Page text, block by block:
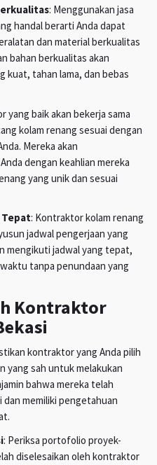
: Menggunakan jasa
handal berarti Anda dapat
dan material berkualitas
bahan berkualitas akan
kuat, tahan lama, dan bebas
yang baik akan bekerja sama
kolam renang sesuai dengan
Mereka akan
dengan keahlian mereka
yang unik dan sesuai
Tepat: Kontraktor kolam renang
jadwal pengerjaan yang
mengikuti jadwal yang tepat,
tanpa penundaan yang
Kontraktor
kontraktor yang Anda pilih
yang sah untuk melakukan
bahwa mereka telah
memiliki pengetahuan
: Periksa portofolio proyek-
diselesaikan oleh kontraktor